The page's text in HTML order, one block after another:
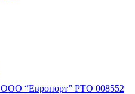
ООО “Европорт” РТО 008552